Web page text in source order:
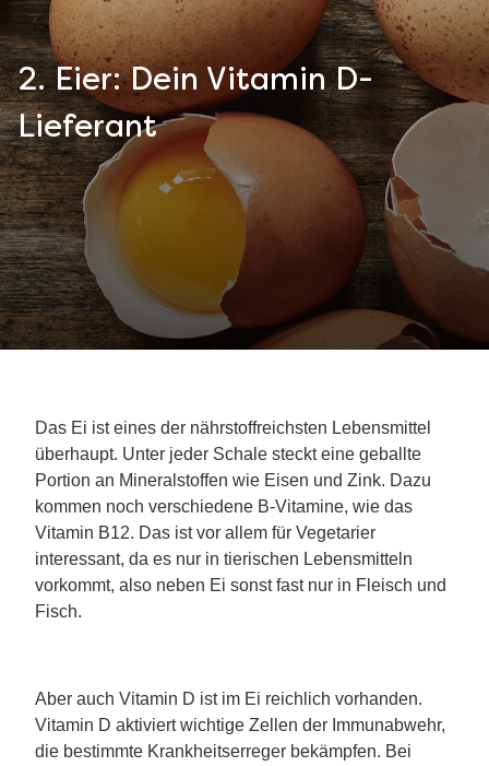
2. Eier: Dein Vitamin D-
Lieferant
Das Ei ist eines der nährstoffreichsten Lebensmittel
überhaupt. Unter jeder Schale steckt eine geballte
Portion an Mineralstoffen wie Eisen und Zink. Dazu
kommen noch verschiedene B-Vitamine, wie das
Vitamin B12. Das ist vor allem für Vegetarier
interessant, da es nur in tierischen Lebensmitteln
vorkommt, also neben Ei sonst fast nur in Fleisch und
Fisch.
Aber auch Vitamin D ist im Ei reichlich vorhanden.
Vitamin D aktiviert wichtige Zellen der Immunabwehr,
die bestimmte Krankheitserreger bekämpfen. Bei